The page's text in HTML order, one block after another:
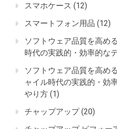
スマホケース (12)
スマートフォン用品 (12)
ソフトウェア品質を高め
時代の実践的・効率的な
ソフトウェア品質を高め
ャイル時代の実践的・効
やり方 (1)
チャップアップ(20)